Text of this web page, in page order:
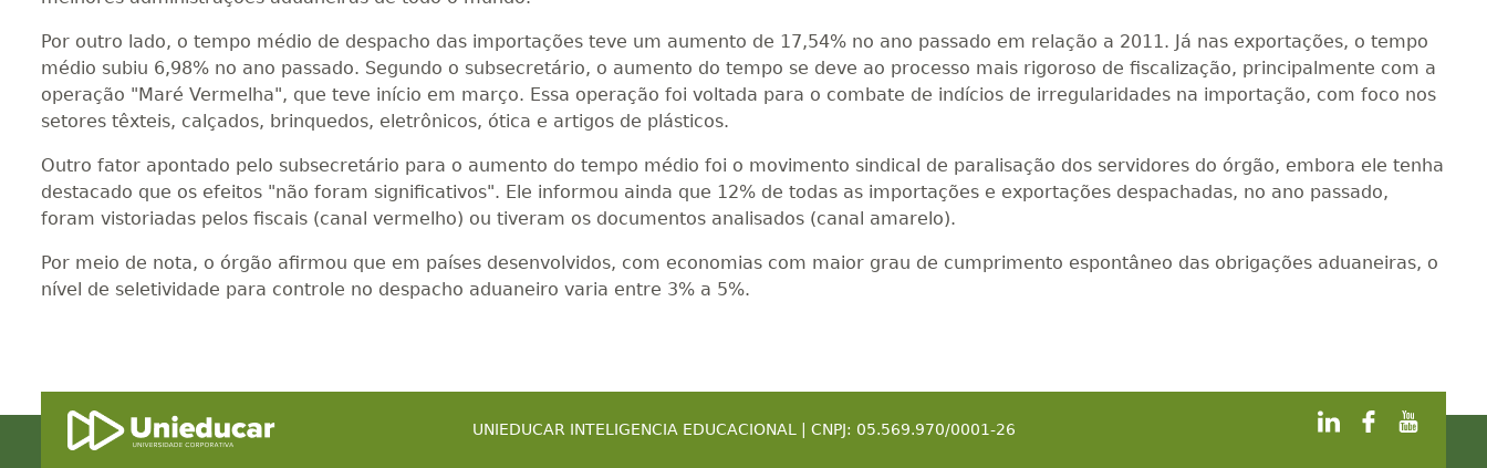
Por outro lado, o tempo médio de despacho das importações teve um aumento de 17,54% no ano passado em relação a 2011. Já nas exportações, o tempo
médio subiu 6,98% no ano passado. Segundo o subsecretário, o aumento do tempo se deve ao processo mais rigoroso de fiscalização, principalmente com a
operação "Maré Vermelha", que teve início em março. Essa operação foi voltada para o combate de indícios de irregularidades na importação, com foco nos
setores têxteis, calçados, brinquedos, eletrônicos, ótica e artigos de plásticos.
Outro fator apontado pelo subsecretário para o aumento do tempo médio foi o movimento sindical de paralisação dos servidores do órgão, embora ele tenha
destacado que os efeitos "não foram significativos". Ele informou ainda que 12% de todas as importações e exportações despachadas, no ano passado,
foram vistoriadas pelos fiscais (canal vermelho) ou tiveram os documentos analisados (canal amarelo).
Por meio de nota, o órgão afirmou que em países desenvolvidos, com economias com maior grau de cumprimento espontâneo das obrigações aduaneiras, o
nível de seletividade para controle no despacho aduaneiro varia entre 3% a 5%.
UNIEDUCAR INTELIGENCIA EDUCACIONAL | CNPJ: 05.569.970/0001-26